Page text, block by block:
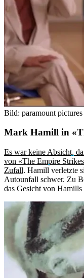
Bild: paramount pictures
Mark Hamill in
Es war keine Absicht,
von «The Empire
Zufall. Hamill verletzte
Autounfall schwer. Zu
das Gesicht von